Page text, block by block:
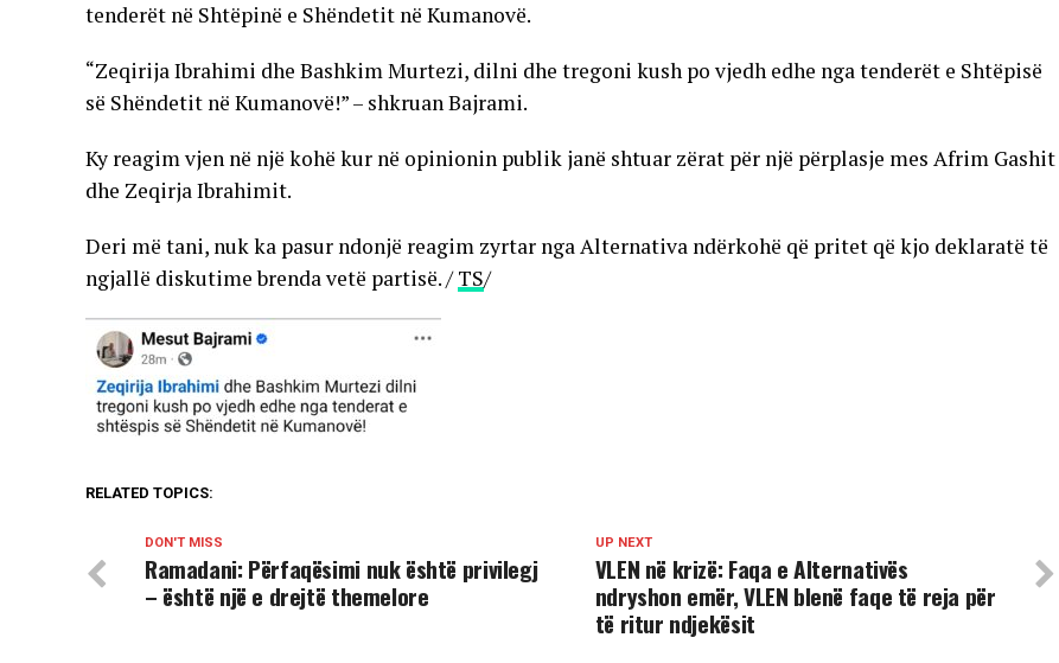
tenderët në Shtëpinë e Shëndetit në Kumanovë.
“Zeqirija Ibrahimi dhe Bashkim Murtezi, dilni dhe tregoni kush po vjedh edhe nga tenderët e Shtëpisë
së Shëndetit në Kumanovë!” – shkruan Bajrami.
Ky reagim vjen në një kohë kur në opinionin publik janë shtuar zërat për një përplasje mes Afrim Gashit
dhe Zeqirja Ibrahimit.
Deri më tani, nuk ka pasur ndonjë reagim zyrtar nga Alternativa ndërkohë që pritet që kjo deklaratë të
ngjallë diskutime brenda vetë partisë. /TS/
RELATED TOPICS:
UP NEXT
VLEN në krizë: Faqa e Alternativës
ndryshon emër, VLEN blenë faqe të reja për
të ritur ndjekësit
DON'T MISS
Ramadani: Përfaqësimi nuk është privilegj
– është një e drejtë themelore